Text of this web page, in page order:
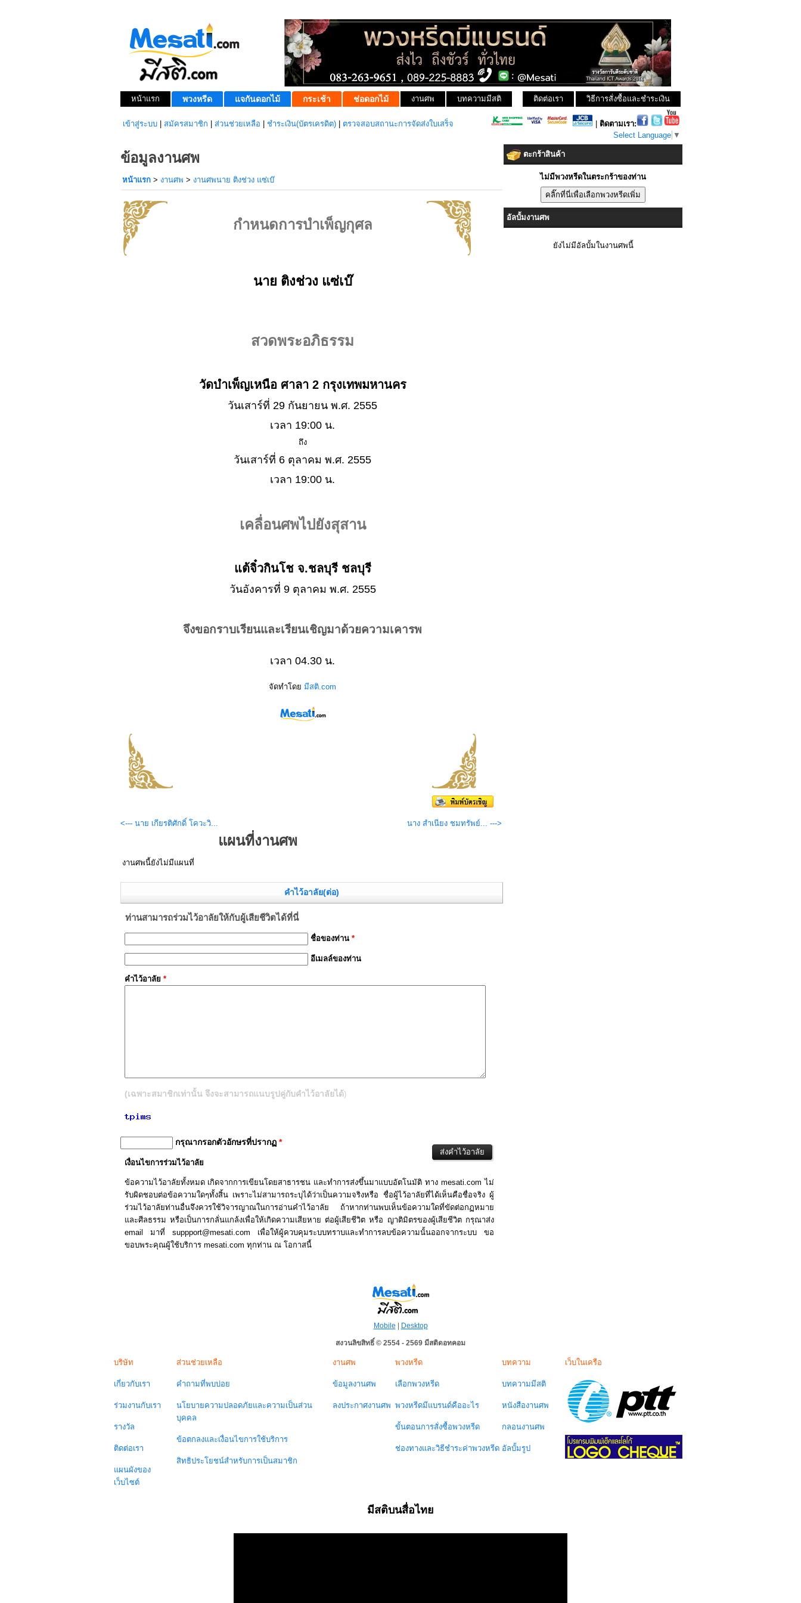
หน้าแรก พวงหรีด แจกันดอกไม้ กระเช้า ช่อดอกไม้ งานศพ บทความมีสติ วิธีการสั่งซื้อและชำระเงิน
ติดต่อเรา
เข้าสู่ระบบ สมัครสมาชิก ส่วนช่วยเหลือ ชำระเงิน(บัตรเครดิต) ตรวจสอบสถานะการจัดส่งใบเสร็จ
ติดตามเรา:
Select Language ▼
ข้อมูลงานศพ
หน้าแรก > งานศพ > งานศพนาย ติงช่วง แซ่เบ๊
กำหนดการบำเพ็ญกุศล
นาย ติงช่วง แซ่เบ๊
สวดพระอภิธรรม
วัดบำเพ็ญเหนือ ศาลา 2 กรุงเทพมหานคร
วันเสาร์ที่ 29 กันยายน พ.ศ. 2555
เวลา 19:00 น.
ถึง
วันเสาร์ที่ 6 ตุลาคม พ.ศ. 2555
เวลา 19:00 น.
เคลื่อนศพไปยังสุสาน
แต้จิ๋วกินโช จ.ชลบุรี ชลบุรี
วันอังคารที่ 9 ตุลาคม พ.ศ. 2555
จึงขอกราบเรียนและเรียนเชิญมาด้วยความเคารพ
เวลา 04.30 น.
จัดทำโดย มีสติ.com
<--- นาย เกียรติศักดิ์ โควะวิ... นาง สำเนียง ชมทรัพย์... --->
แผนที่งานศพ
งานศพนี้ยังไม่มีแผนที่
คำไว้อาลัย(ต่อ)
ท่านสามารถร่วมไว้อาลัยให้กับผู้เสียชีวิตได้ที่นี่
ชื่อของท่าน*
อีเมลล์ของท่าน
คำไว้อาลัย *
(เฉพาะสมาชิกเท่านั้น จึงจะสามารถแนบรูปคู่กับคำไว้อาลัยได้)
กรุณากรอกตัวอักษรที่ปรากฏ *
เงื่อนไขการร่วมไว้อาลัย
ข้อความไว้อาลัยทั้งหมด เกิดจากการเขียนโดยสาธารชน และทำการส่งขึ้นมาแบบอัตโนมัติ ทาง mesati.com ไม่
รับผิดชอบต่อข้อความใดๆทั้งสิ้น เพราะไม่สามารถระบุได้ว่าเป็นความจริงหรือ ชื่อผู้ไว้อาลัยที่ได้เห็นคือชื่อจริง ผู้
ร่วมไว้อาลัยท่านอื่นจึงควรใช้วิจารญาณในการอ่านคำไว้อาลัย ถ้าหากท่านพบเห็นข้อความใดที่ขัดต่อกฏหมาย
และศีลธรรม หรือเป็นการกลั่นแกล้งเพื่อให้เกิดความเสียหาย ต่อผู้เสียชีวิต หรือ ญาติมิตรของผู้เสียชีวิต กรุณาส่ง
email มาที่ suppport@mesati.com เพื่อให้ผู้ควบคุมระบบทราบและทำการลบข้อความนั้นออกจากระบบ ขอ
ขอบพระคุณผู้ใช้บริการ mesati.com ทุกท่าน ณ โอกาสนี้
ตะกร้าสินค้า
ไม่มีพวงหรีดในตระกร้าของท่าน
อัลบั้มงานศพ
ยังไม่มีอัลบั้มในงานศพนี้
Mobile | Desktop
สงวนลิขสิทธิ์ © 2554 - 2569 มีสติดอทคอม
บริษัท
เกี่ยวกับเรา
ร่วมงานกับเรา
รางวัล
ติดต่อเรา
แผนผังของ
เว็บไซต์
ส่วนช่วยเหลือ
คำถามที่พบบ่อย
นโยบายความปลอดภัยและความเป็นส่วน
บุคคล
ข้อตกลงและเงื่อนไขการใช้บริการ
สิทธิประโยชน์สำหรับการเป็นสมาชิก
งานศพ
ข้อมูลงานศพ
ลงประกาศงานศพ
พวงหรีด
เลือกพวงหรีด
พวงหรีดมีแบรนด์คืออะไร
ขั้นตอนการสั่งซื้อพวงหรีด
ช่องทางและวิธีชำระค่าพวงหรีด
บทความ
บทความมีสติ
หนังสืองานศพ
กลอนงานศพ
อัลบั้มรูป
เว็บในเครือ
มีสติบนสื่อไทย